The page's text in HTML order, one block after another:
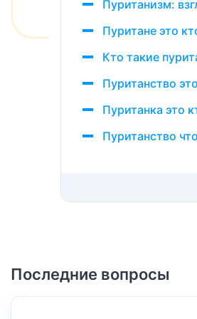
Пуританизм:
Пуритане это
Кто такие
Пуританство
Пуританка это
Пуританство
Последние вопросы